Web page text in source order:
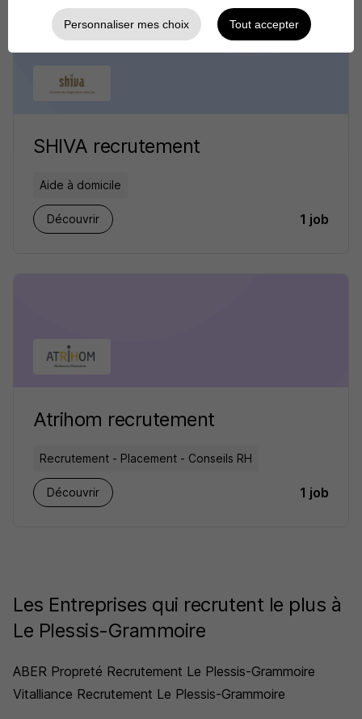
SHIVA recrutement
Aide à domicile
Découvrir 1 job
Atrihom recrutement
Recrutement - Placement - Conseils RH
Découvrir 1 job
Les Entreprises qui recrutent le plus à
Le Plessis-Grammoire
ABER Propreté Recrutement Le Plessis-Grammoire
Vitalliance Recrutement Le Plessis-Grammoire
Personnaliser mes choix Tout accepter